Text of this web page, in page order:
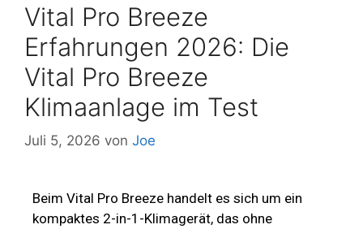
Vital Pro Breeze
Erfahrungen 2026: Die
Vital Pro Breeze
Klimaanlage im Test
Juli 5, 2026 von Joe
Beim Vital Pro Breeze handelt es sich um ein
kompaktes 2-in-1-Klimagerät, das ohne